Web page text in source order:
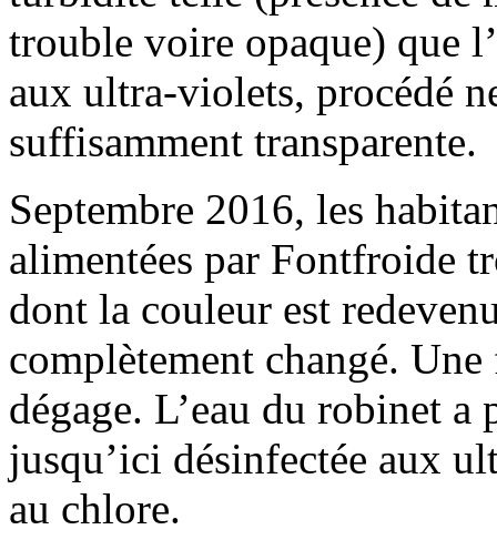
trouble voire opaque) que
aux ultra-violets, procédé
suffisamment transparente.
Septembre 2016, les
alimentées par Fontfroide
dont la couleur est
complètement changé.
dégage. L’eau du robinet
jusqu’ici désinfectée aux
au chlore.